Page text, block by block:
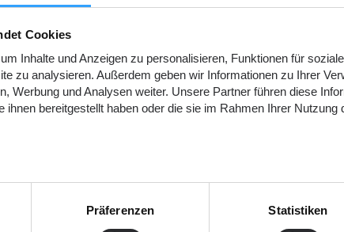
Cookies
Inhalte und Anzeigen zu personalisieren, Funktionen für
zu analysieren. Außerdem geben wir Informationen zu Ihrer
Werbung und Analysen weiter. Unsere Partner führen diese
ihnen bereitgestellt haben oder die sie im Rahmen Ihrer Nutzung
Präferenzen Statistiken